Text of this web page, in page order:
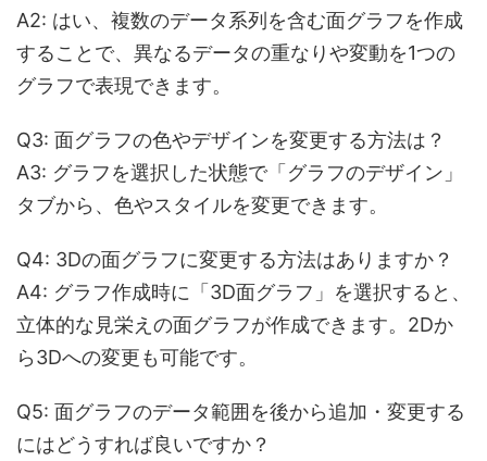
A2: はい、複数のデータ系列を含む面グラフを作成
することで、異なるデータの重なりや変動を1つの
グラフで表現できます。
Q3: 面グラフの色やデザインを変更する方法は？
A3: グラフを選択した状態で「グラフのデザイン」
タブから、色やスタイルを変更できます。
Q4: 3Dの面グラフに変更する方法はありますか？
A4: グラフ作成時に「3D面グラフ」を選択すると、
立体的な見栄えの面グラフが作成できます。2Dか
ら3Dへの変更も可能です。
Q5: 面グラフのデータ範囲を後から追加・変更する
にはどうすれば良いですか？